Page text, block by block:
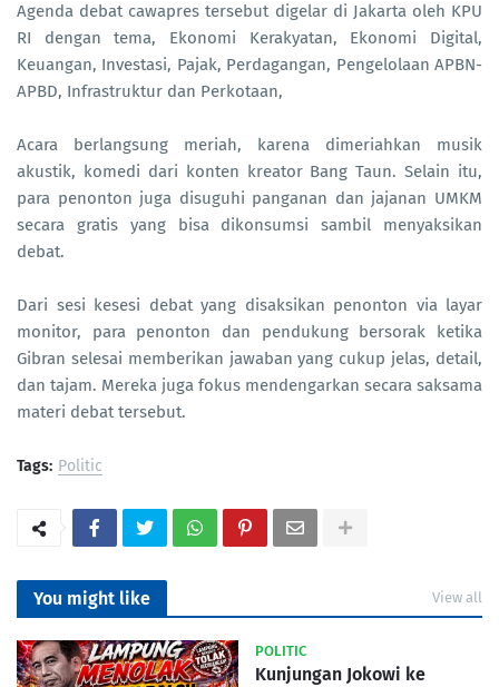
Agenda debat cawapres tersebut digelar di Jakarta oleh KPU
RI dengan tema, Ekonomi Kerakyatan, Ekonomi Digital,
Keuangan, Investasi, Pajak, Perdagangan, Pengelolaan APBN-
APBD, Infrastruktur dan Perkotaan,
Acara berlangsung meriah, karena dimeriahkan musik
akustik, komedi dari konten kreator Bang Taun. Selain itu,
para penonton juga disuguhi panganan dan jajanan UMKM
secara gratis yang bisa dikonsumsi sambil menyaksikan
debat.
Dari sesi kesesi debat yang disaksikan penonton via layar
monitor, para penonton dan pendukung bersorak ketika
Gibran selesai memberikan jawaban yang cukup jelas, detail,
dan tajam. Mereka juga fokus mendengarkan secara saksama
materi debat tersebut.
Tags: Politic
You might like View all
POLITIC
Kunjungan Jokowi ke